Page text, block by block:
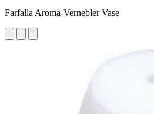
Farfalla Aroma-Vernebler Vase